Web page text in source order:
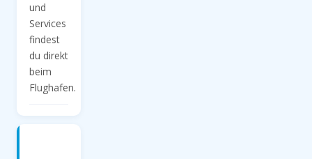
und
Services
findest
du direkt
beim
Flughafen.